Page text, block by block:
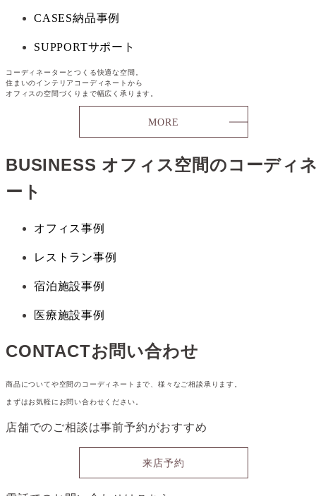
CASES納品事例
SUPPORTサポート
コーディネーターとつくる快適な空間。
住まいのインテリアコーディネートから
オフィスの空間づくりまで幅広く承ります。
MORE
BUSINESS オフィス空間のコーディ
ート
オフィス事例
レストラン事例
宿泊施設事例
医療施設事例
CONTACTお問い合わせ
商品についてや空間のコーディネートまで、様々なご相談承ります。
まずはお気軽にお問い合わせください。
店舗でのご相談は事前予約がおすすめ
来店予約